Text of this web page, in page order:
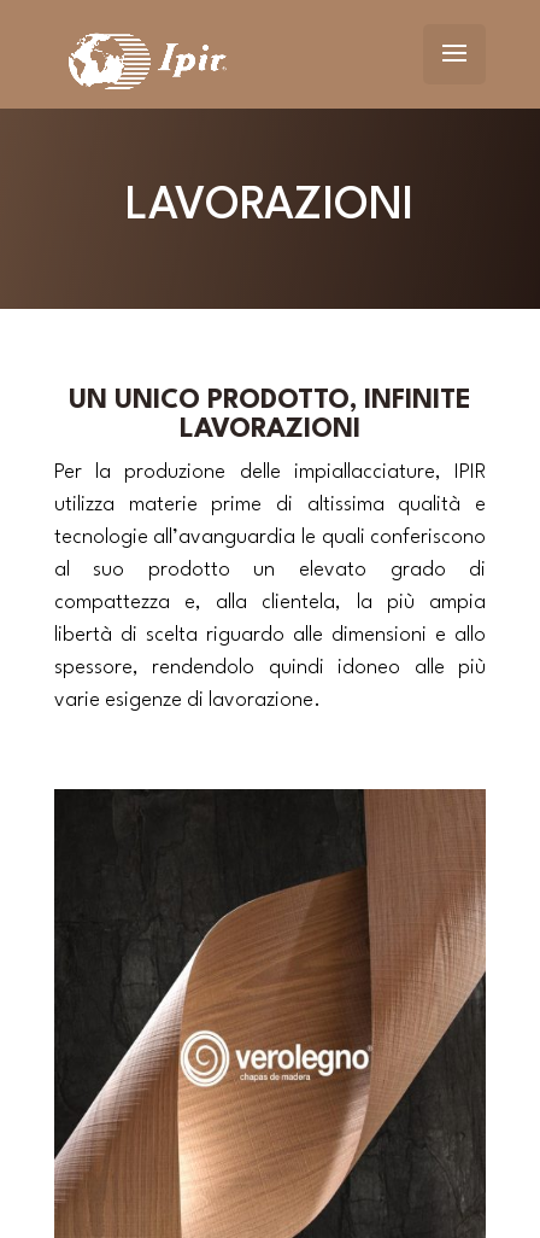
LAVORAZIONI
UN UNICO PRODOTTO, INFINITE
LAVORAZIONI
Per la produzione delle impiallacciature, IPIR
utilizza materie prime di altissima qualità e
tecnologie all’avanguardia le quali conferiscono
al suo prodotto un elevato grado di
compattezza e, alla clientela, la più ampia
libertà di scelta riguardo alle dimensioni e allo
spessore, rendendolo quindi idoneo alle più
varie esigenze di lavorazione.